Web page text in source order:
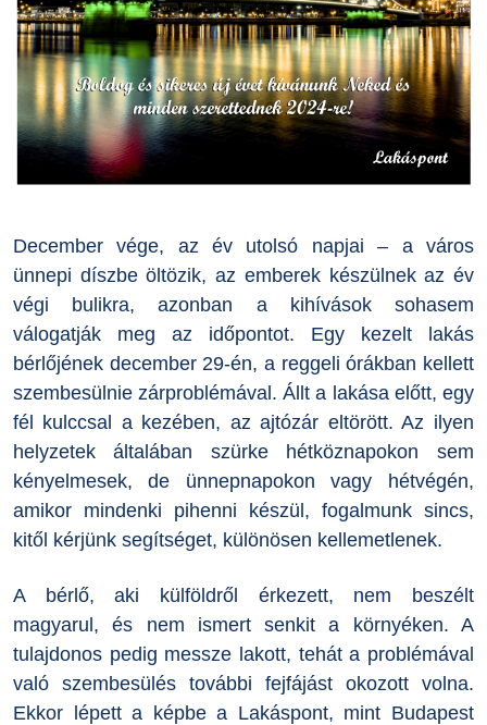
December vége, az év utolsó napjai – a város
ünnepi díszbe öltözik, az emberek készülnek az év
végi bulikra, azonban a kihívások sohasem
válogatják meg az időpontot. Egy kezelt lakás
bérlőjének december 29-én, a reggeli órákban kellett
szembesülnie zárproblémával. Állt a lakása előtt, egy
fél kulccsal a kezében, az ajtózár eltörött. Az ilyen
helyzetek általában szürke hétköznapokon sem
kényelmesek, de ünnepnapokon vagy hétvégén,
amikor mindenki pihenni készül, fogalmunk sincs,
kitől kérjünk segítséget, különösen kellemetlenek.
A bérlő, aki külföldről érkezett, nem beszélt
magyarul, és nem ismert senkit a környéken. A
tulajdonos pedig messze lakott, tehát a problémával
való szembesülés további fejfájást okozott volna.
Ekkor lépett a képbe a Lakáspont, mint Budapest